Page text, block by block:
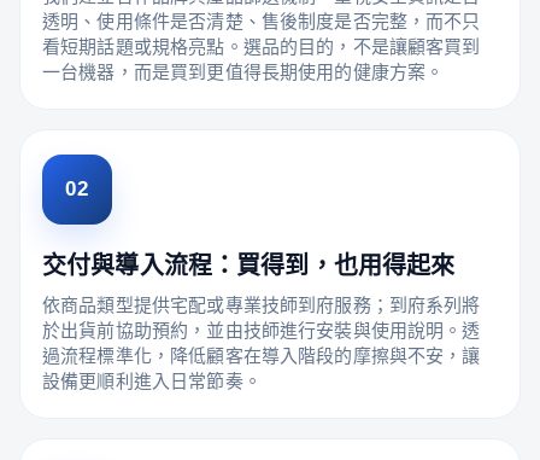
透明、使用條件是否清楚、售後制度是否完整，而不只
看短期話題或規格亮點。選品的目的，不是讓顧客買到
一台機器，而是買到更值得長期使用的健康方案。
02
交付與導入流程：買得到，也用得起來
依商品類型提供宅配或專業技師到府服務；到府系列將
於出貨前協助預約，並由技師進行安裝與使用說明。透
過流程標準化，降低顧客在導入階段的摩擦與不安，讓
設備更順利進入日常節奏。